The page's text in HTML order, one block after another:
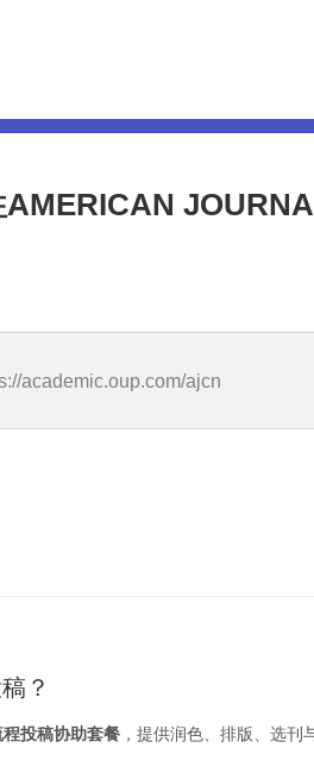
academic.oup.com/ajcn
？
程投稿协助套餐 ，提供润色、排版、选